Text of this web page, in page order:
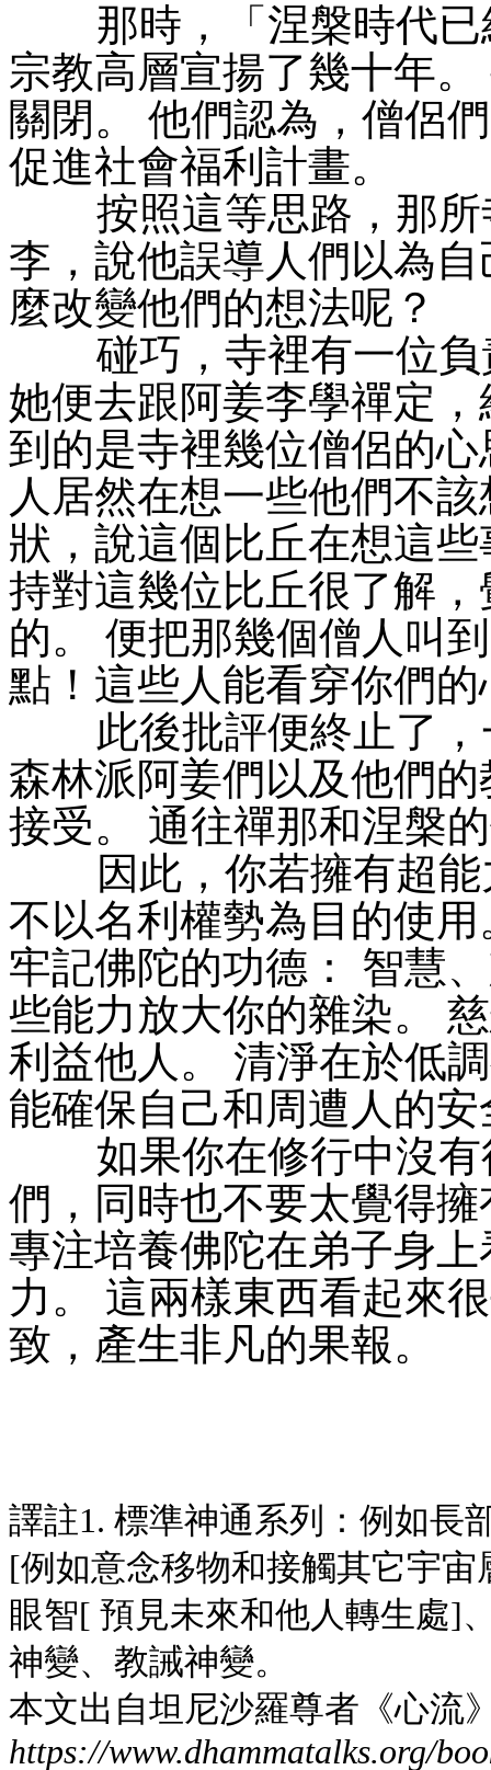
那時，「涅槃時代已
宗教高層宣揚了幾十年
關閉。 他們認為，僧侶
促進社會福利計畫。
按照這等思路，那所
李，說他誤導人們以為
麼改變他們的想法呢？
碰巧，寺裡有一位負
她便去跟阿姜李學禪定
到的是寺裡幾位僧侶的
人居然在想一些他們不
狀，說這個比丘在想這
持對這幾位比丘很了解
的。 便把那幾個僧人叫
點！這些人能看穿你們的
此後批評便終止了，
森林派阿姜們以及他們
接受。 通往禪那和涅槃
因此，你若擁有超能
不以名利權勢為目的使
牢記佛陀的功德： 智慧
些能力放大你的雜染。
利益他人。 清淨在於低
能確保自己和周遭人的安
如果你在修行中沒有
們，同時也不要太覺得
專注培養佛陀在弟子身
力。 這兩樣東西看起來
致，產生非凡的果報。
譯註1. 標準神通系列：例如長
[例如意念移物和接觸其它宇
眼智[ 預見未來和他人轉生處]
神變、教誡神變。
本文出自坦尼沙羅尊者《心流
https://www.dhammatalks.org/